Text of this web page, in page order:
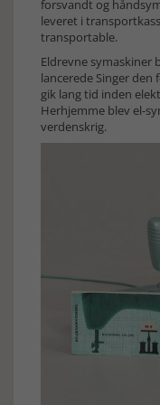
forsvandt og
leveret i
transportable.
Eldrevne symaskiner
lancerede Singer
gik lang tid inden
Herhjemme blev el-
verdenskrig.